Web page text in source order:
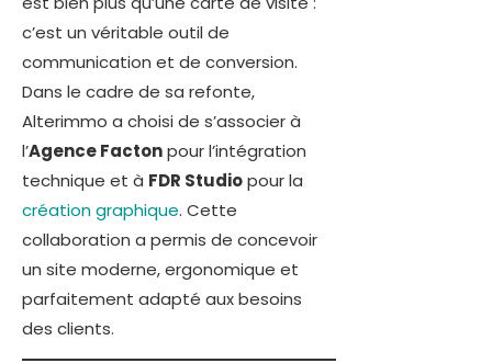
c’est un véritable outil de
communication et de conversion.
Dans le cadre de sa refonte,
Alterimmo a choisi de s’associer à
l’Agence Factonpour l’intégration
technique et à FDR Studiopour la
création graphique. Cette
collaboration a permis de concevoir
un site moderne, ergonomique et
parfaitement adapté aux besoins
des clients.